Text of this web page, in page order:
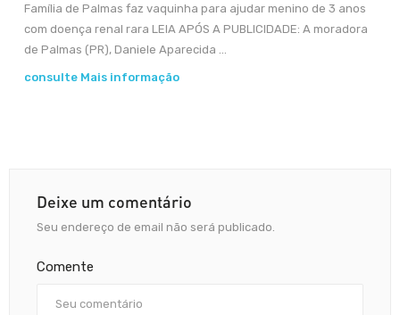
Família de Palmas faz vaquinha para ajudar menino de 3 anos
com doença renal rara LEIA APÓS A PUBLICIDADE: A moradora
de Palmas (PR), Daniele Aparecida ...
consulte Mais informação
Deixe um comentário
Seu endereço de email não será publicado.
Comente